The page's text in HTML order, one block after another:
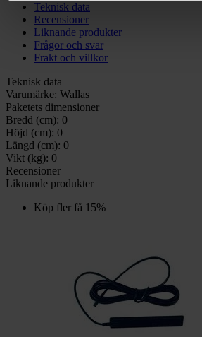
Teknisk data
Recensioner
Liknande produkter
Frågor och svar
Frakt och villkor
Teknisk data
Varumärke: Wallas
Paketets dimensioner
Bredd (cm): 0
Höjd (cm): 0
Längd (cm): 0
Vikt (kg): 0
Recensioner
Liknande produkter
Köp fler få 15%